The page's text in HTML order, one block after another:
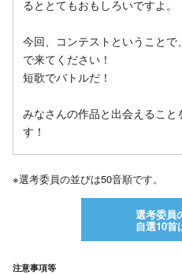
るととてもおもしろいですよ。
今回、コンテストということ
で来てください！
短歌でバトルだ！
みなさんの作品と出会えること
す！
※選考委員の並びは50音順です。
選考委員
自選10首
注意事項等